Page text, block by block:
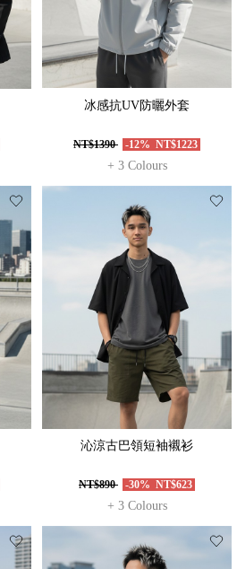
冰感抗UV防曬外套
NT$1390 -12% NT$1223
+ 3 Colours
沁涼古巴領短袖襯衫
NT$890 -30% NT$623
+ 3 Colours